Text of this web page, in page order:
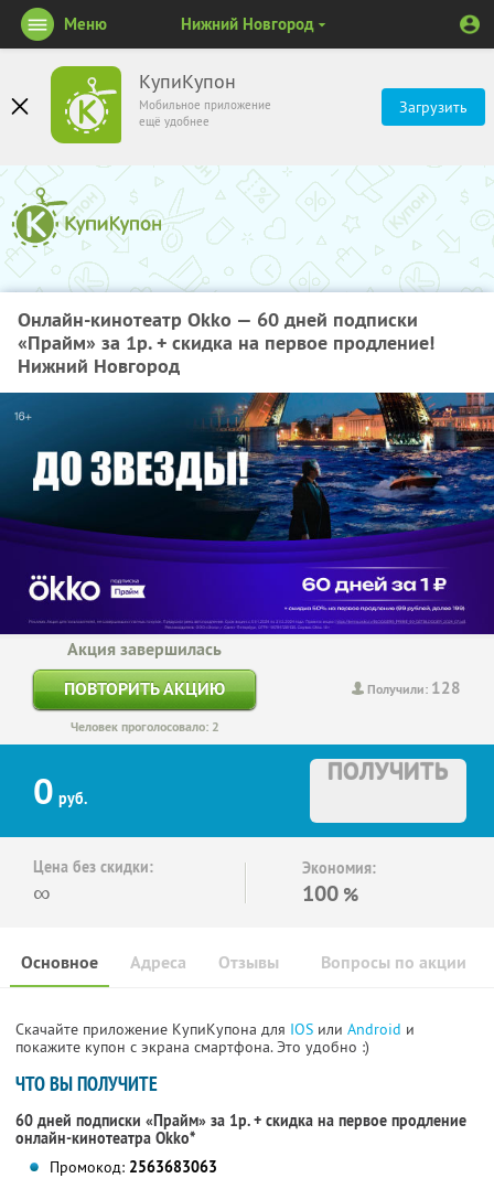
КупиКупон
Мобильное приложение
ещё удобнее
Загрузить
Меню Нижний Новгород
Онлайн-кинотеатр Okko — 60 дней подписки
«Прайм» за 1р. + скидка на первое продление!
Нижний Новгород
Получили: 128
Акция завершилась
ПОВТОРИТЬ АКЦИЮ
Человек проголосовало: 2
0 руб.
ПОЛУЧИТЬ
Цена без скидки:
∞
Экономия:
100 %
Основное Отзывы Вопросы по акции
Адреса
Скачайте приложение КупиКупона для IOS или Android и
покажите купон с экрана смартфона. Это удобно :)
ЧТО ВЫ ПОЛУЧИТЕ
60 дней подписки «Прайм» за 1р. + скидка на первое продление
онлайн-кинотеатра Okko*
Промокод: 2563683063